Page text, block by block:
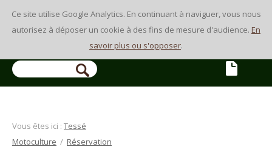
Ce site utilise Google Analytics. En continuant à naviguer, vous nous
autorisez à déposer un cookie à des fins de mesure d'audience. En
savoir plus ou s'opposer.
Vous êtes ici : Tessé
Motoculture / Réservation